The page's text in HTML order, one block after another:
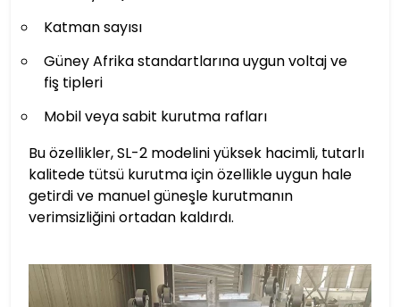
Katman sayısı
Güney Afrika standartlarına uygun voltaj ve
fiş tipleri
Mobil veya sabit kurutma rafları
Bu özellikler, SL-2 modelini yüksek hacimli, tutarlı
kalitede tütsü kurutma için özellikle uygun hale
getirdi ve manuel güneşle kurutmanın
verimsizliğini ortadan kaldırdı.